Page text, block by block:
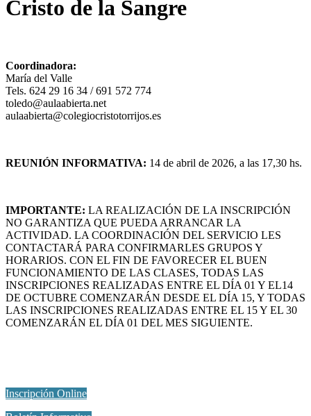
Cristo de la Sangre
Coordinadora:
María del Valle
Tels. 624 29 16 34 / 691 572 774
toledo@aulaabierta.net
aulaabierta@colegiocristotorrijos.es
REUNIÓN INFORMATIVA: 14 de abril de 2026, a las 17,30 hs.
IMPORTANTE: LA REALIZACIÓN DE LA INSCRIPCIÓN
NO GARANTIZA QUE PUEDA ARRANCAR LA
ACTIVIDAD. LA COORDINACIÓN DEL SERVICIO LES
CONTACTARÁ PARA CONFIRMARLES GRUPOS Y
HORARIOS. CON EL FIN DE FAVORECER EL BUEN
FUNCIONAMIENTO DE LAS CLASES, TODAS LAS
INSCRIPCIONES REALIZADAS ENTRE EL DÍA 01 Y EL14
DE OCTUBRE COMENZARÁN DESDE EL DÍA 15, Y TODAS
LAS INSCRIPCIONES REALIZADAS ENTRE EL 15 Y EL 30
COMENZARÁN EL DÍA 01 DEL MES SIGUIENTE.
Inscripción Online